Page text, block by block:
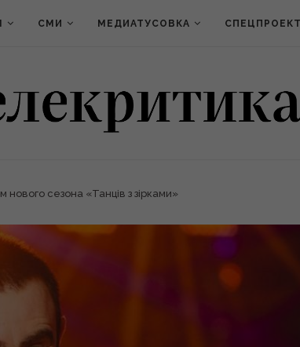
СМИ МЕДИАТУСОВКА
сезона «Танців з зірками»